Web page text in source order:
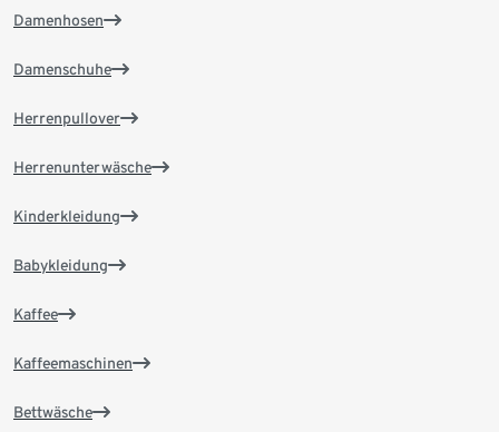
Damenhosen
Damenschuhe
Herrenpullover
Herrenunterwäsche
Kinderkleidung
Babykleidung
Kaffee
Kaffeemaschinen
Bettwäsche